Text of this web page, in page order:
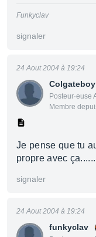
Funkyclav
signaler
Colgateboy
Posteur·euse
Membre
24 Aout 2004 à 19:24
Je pense que tu
propre avec
signaler
funkyclav
24 Aout 2004 à 19:24